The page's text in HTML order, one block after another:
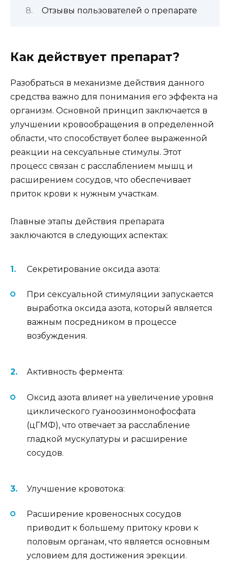
Отзывы пользователей о препарате
Как действует препарат?
Разобраться в механизме действия данного
средства важно для понимания его эффекта на
организм. Основной принцип заключается в
улучшении кровообращения в определенной
области, что способствует более выраженной
реакции на сексуальные стимулы. Этот
процесс связан с расслаблением мышц и
расширением сосудов, что обеспечивает
приток крови к нужным участкам.
Главные этапы действия препарата
заключаются в следующих аспектах:
Секретирование оксида азота:
При сексуальной стимуляции запускается
выработка оксида азота, который является
важным посредником в процессе
возбуждения.
Активность фермента:
Оксид азота влияет на увеличение уровня
циклического гуаноозинмонофосфата
(цГМФ), что отвечает за расслабление
гладкой мускулатуры и расширение
сосудов.
Улучшение кровотока:
Расширение кровеносных сосудов
приводит к большему притоку крови к
половым органам, что является основным
условием для достижения эрекции.